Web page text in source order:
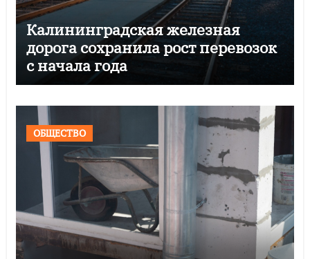
Калининградская железная
дорога сохранила рост перевозок
с начала года
ОБЩЕСТВО